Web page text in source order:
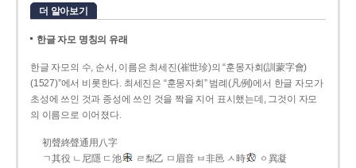
더 알아보기
한글 자모 명칭의 유래
한글 자모의 수, 순서, 이름은 최세진(崔世珍)의 “훈몽자회(訓蒙字會)
(1527)”에서 비롯한다. 최세진은 “훈몽자회” 범례(凡例)에서 한글 자모가
초성에 쓰인 것과 종성에 쓰인 것을 짝을 지어 표시했는데, 그것이 자모
의 이름으로 이어졌다.
初聲終聲通用八字
ㄱ其役 ㄴ尼隱 ㄷ池
ㄹ梨乙 ㅁ眉音 ㅂ非邑 ㅅ時
ㆁ異凝